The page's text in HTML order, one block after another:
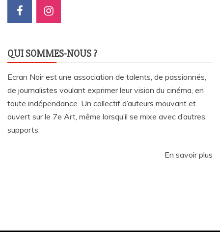
QUI SOMMES-NOUS ?
Ecran Noir est une association de talents, de passionnés,
de journalistes voulant exprimer leur vision du cinéma, en
toute indépendance. Un collectif d’auteurs mouvant et
ouvert sur le 7e Art, même lorsqu’il se mixe avec d’autres
supports.
En savoir plus